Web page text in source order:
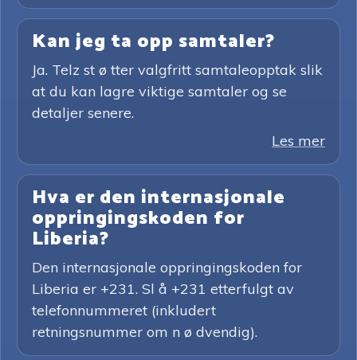
Kan jeg ta opp samtaler?
Ja. Telz st ø tter valgfritt samtaleopptak slik
at du kan lagre viktige samtaler og se
detaljer senere.
Les mer
Hva er den internasjonale
oppringingskoden for
Liberia?
Den internasjonale oppringingskoden for
Liberia er +231. Sl å +231 etterfulgt av
telefonnummeret (inkludert
retningsnummer om n ø dvendig).